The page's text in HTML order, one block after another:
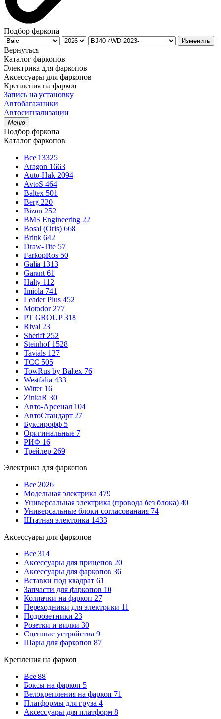
Подбор фаркопа
Изменить
Вернуться
Каталог фаркопов
Электрика для фаркопов
Аксессуары для фаркопов
Крепления на фаркоп
Запись на установку
Автобагажники
Автосигнализации
Меню
Подбор фаркопа
Каталог фаркопов
Все 13325
Aragon 1663
Auto-Hak 2094
AvtoS 464
Baltex 501
Berg 220
Bizon 252
BMS Engineering 22
Bosal (Oris) 668
Brink 642
Draw-Tite 57
FarkopRos 50
Galia 1313
Garant 61
Halty 112
Imiola 741
Leader Plus 452
Motodor 277
PT GROUP 318
Rival 23
Sheriff 252
Steinhof 1528
Tavials 127
TCC 505
TowRus by Baltex 76
Westfalia 433
Witter 16
ZinkaR 30
Авто-Арсенал 104
АвтоСтандарт 27
Буксирофф 5
Оригинальные 7
РИФ 16
Трейлер 269
Электрика для фаркопов
Все 2026
Модельная электрика 479
Универсальная электрика (провода без блока) 40
Универсальные блоки согласованаия 74
Штатная электрика 1433
Аксессуары для фаркопов
Все 314
Аксессуары для прицепов 20
Аксессуары для фаркопов 36
Вставки под квадрат 61
Запчасти для фаркопов 10
Колпачки на фаркоп 27
Переходники для электрики 11
Подрозетники 23
Розетки и вилки 30
Сцепные устройства 9
Шары для фаркопов 87
Крепления на фаркоп
Все 88
Боксы на фаркоп 5
Велокрепления на фаркоп 71
Платформы для груза 4
Аксессуары для платформ 8